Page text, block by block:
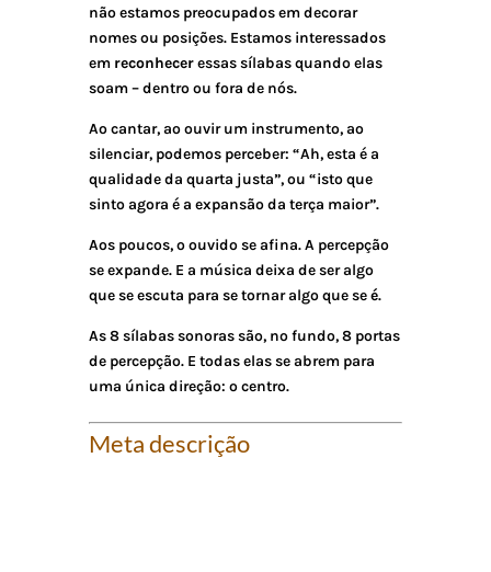
não estamos preocupados em decorar
nomes ou posições. Estamos interessados
em reconheceressas sílabas quando elas
soam – dentro ou fora de nós.
Ao cantar, ao ouvir um instrumento, ao
silenciar, podemos perceber: “Ah, esta é a
qualidade da quarta justa”, ou “isto que
sinto agora é a expansão da terça maior”.
Aos poucos, o ouvido se afina. A percepção
se expande. E a música deixa de ser algo
que se escuta para se tornar algo que seé.
As 8 sílabas sonoras são, no fundo, 8 portas
de percepção. E todas elas se abrem para
uma única direção: o centro.
Meta descrição